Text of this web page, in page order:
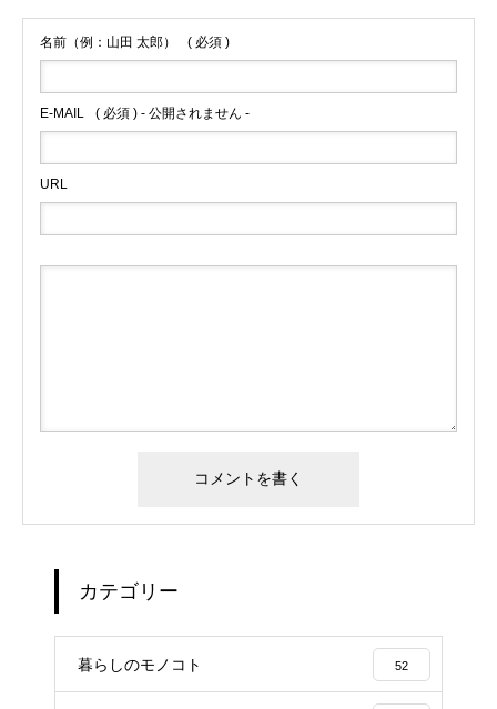
名前（例：山田 太郎） ( 必須 )
E-MAIL ( 必須 ) - 公開されません -
URL
カテゴリー
暮らしのモノコト 52